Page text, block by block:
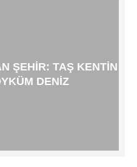
ŞEHIR: TAŞ KENTIN
DENIZ